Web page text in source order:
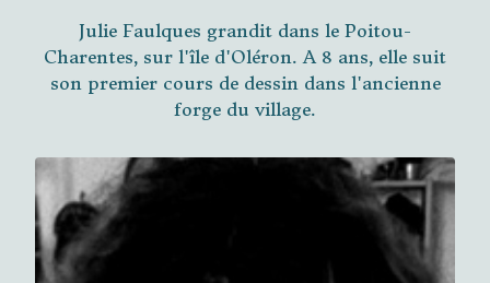
Julie Faulques grandit dans le Poitou-
Charentes, sur l'île d'Oléron. A 8 ans, elle suit
son premier cours de dessin dans l'ancienne
forge du village.